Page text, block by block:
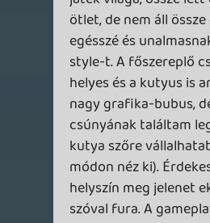
Én meg pontosan azt kaptam
egy videójátéktól elvárnék:
szórakozást. Ráadásul szinte
technológiai kivitelben, ami ritka
manapság. Szép, gyors,
nincsenek benne zavaró- vagy a
játékmenetet durván
immerzióból kirángató hibák. (A
legdurvább, amivel 35 óra
találkoztam, érdekesen
testek voltak.) A sok nagyon
tanulságos történet után
kimondott felüdülés az is, hogy
véresen komolyan magát. Nincs